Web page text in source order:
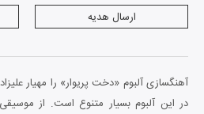
ارسال هدیه
آهنگسازی آلبوم «دخت پریوار» را مهیار
در این آلبوم بسیار متنوع است. از